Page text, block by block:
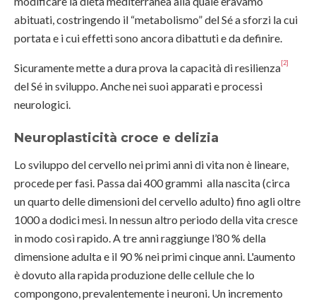
abituati, costringendo il “metabolismo” del Sé a sforzi la cui
portata e i cui effetti sono ancora dibattuti e da definire.
Sicuramente mette a dura prova la capacità di resilienza[2]
del Sé in sviluppo. Anche nei suoi apparati e processi
neurologici.
Neuroplasticità croce e delizia
Lo sviluppo del cervello nei primi anni di vita non è lineare,
procede per fasi. Passa dai 400 grammi alla nascita (circa
un quarto delle dimensioni del cervello adulto) fino agli oltre
1000 a dodici mesi. In nessun altro periodo della vita cresce
in modo così rapido. A tre anni raggiunge l’80 % della
dimensione adulta e il 90 % nei primi cinque anni. L'aumento
è dovuto alla rapida produzione delle cellule che lo
compongono, prevalentemente i neuroni. Un incremento